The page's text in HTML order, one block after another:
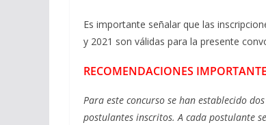
Es importante señalar que las
y 2021 son válidas para la presente
RECOMENDACIONES
Para este concurso se han establecido
postulantes inscritos. A cada postulante